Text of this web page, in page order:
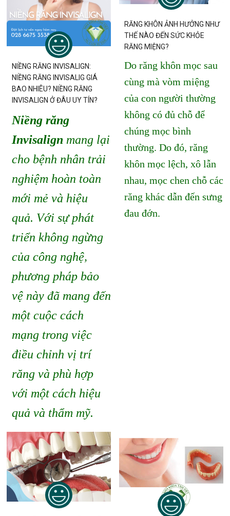
NIỀNG RĂNG INVISALIGN:
NIỀNG RĂNG INVISALIG GIÁ
BAO NHIÊU? NIỀNG RĂNG
INVISALIGN Ở ĐÂU UY TÍN?
Niềng răng
Invisalign mang lại
cho bệnh nhân trải
nghiệm hoàn toàn
mới mẻ và hiệu
quả. Với sự phát
triển không ngừng
của công nghệ,
phương pháp bảo
vệ này đã mang đến
một cuộc cách
mạng trong việc
điều chỉnh vị trí
răng và phù hợp
với một cách hiệu
quả và thẩm mỹ.
RĂNG KHÔN ẢNH HƯỞNG NHƯ
THẾ NÀO ĐẾN SỨC KHỎE
RĂNG MIỆNG?
Do răng khôn mọc sau
cùng mà vòm miệng
của con người thường
không có đủ chỗ để
chúng mọc bình
thường. Do đó, răng
khôn mọc lệch, xô lẫn
nhau, mọc chen chỗ các
răng khác dẫn đến sưng
đau đớn.